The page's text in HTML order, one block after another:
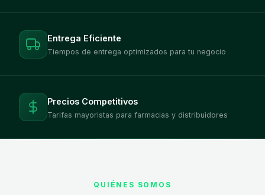
Entrega Eficiente
Tiempos de entrega optimizados para tu negocio
Precios Competitivos
Tarifas mayoristas para farmacias y distribuidores
QUIÉNES SOMOS